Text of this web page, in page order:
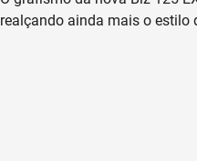
realçando ainda mais o estilo